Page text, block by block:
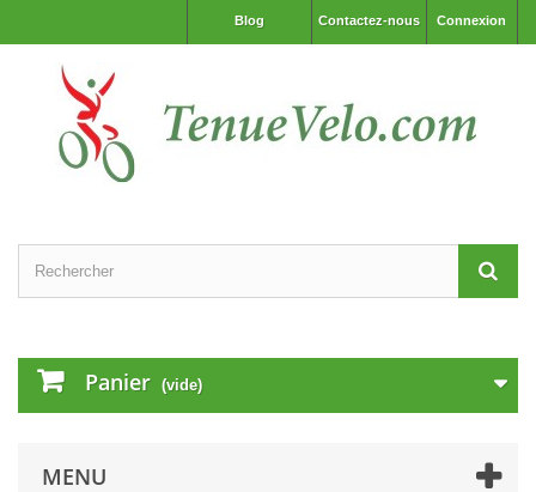
Connexion
Contactez-nous
Blog
Panier (vide)
MENU